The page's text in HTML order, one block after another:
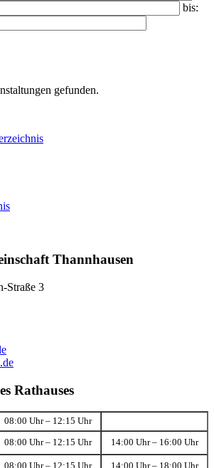
bis:
gefunden.
Thannhausen
Straße 3
Rathauses
08:00 Uhr – 12:15 Uhr
08:00 Uhr – 12:15 Uhr 14:00 Uhr – 16:00 Uhr